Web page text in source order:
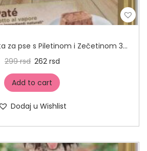
Stuzzy pate pasteta za pse s Piletinom i Zečetinom 300g
299rsd 262 rsd
Add to cart
Dodaj u Wishlist